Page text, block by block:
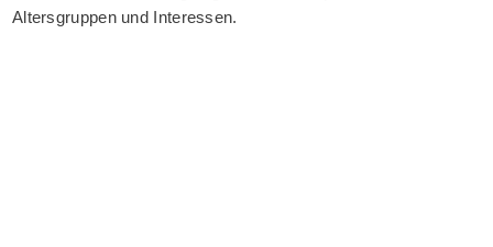
Altersgruppen und Interessen.